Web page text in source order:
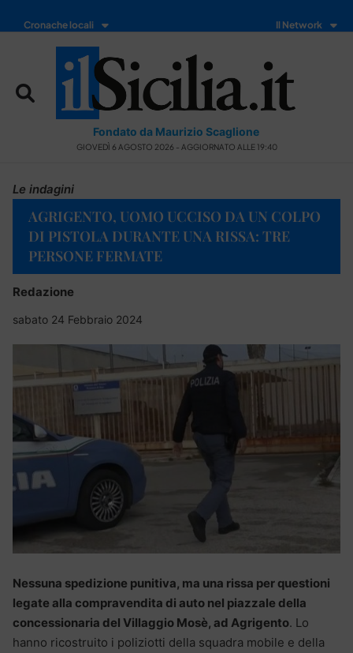
Cronache locali Il Network
Fondato da Maurizio Scaglione
GIOVEDÌ 6 AGOSTO 2026 - AGGIORNATO ALLE 19:40
Le indagini
AGRIGENTO, UOMO UCCISO DA UN COLPO
DI PISTOLA DURANTE UNA RISSA: TRE
PERSONE FERMATE
Redazione
sabato 24 Febbraio 2024
Nessuna spedizione punitiva, ma una rissa per questioni
legate alla compravendita di auto nel piazzale della
concessionaria del Villaggio Mosè, ad Agrigento. Lo
hanno ricostruito i poliziotti della squadra mobile e della